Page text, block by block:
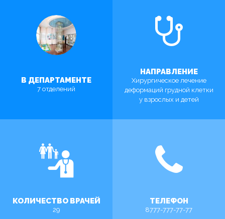
В ДЕПАРТАМЕНТЕ
7 отделений
НАПРАВЛЕНИЕ
Хирургическое лечение
деформаций грудной клетки
у взрослых и детей
КОЛИЧЕСТВО ВРАЧЕЙ
29
ТЕЛЕФОН
8777-777-77-77